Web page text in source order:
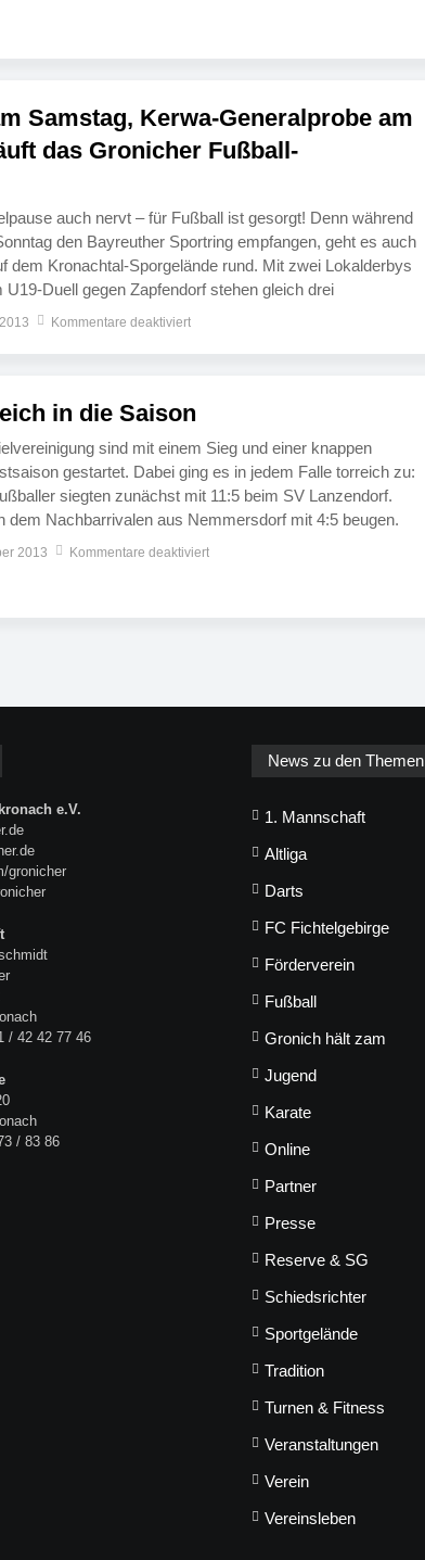
Samstag, Kerwa-Generalprobe am
das Gronicher Fußball-
auch nervt – für Fußball ist gesorgt! Denn während
den Bayreuther Sportring empfangen, geht es auch
dem Kronachtal-Sporgelände rund. Mit zwei Lokalderbys
U19-Duell gegen Zapfendorf stehen gleich drei
auf dem Programm. Dabei zählt für die A-Junioren
Kommentare deaktiviert
in die Saison
sind mit einem Sieg und einer knappen
gestartet. Dabei ging es in jedem Falle torreich zu:
siegten zunächst mit 11:5 beim SV Lanzendorf.
dem Nachbarrivalen aus Nemmersdorf mit 4:5 beugen.
sorgte nicht gleich für gute Laune, denn […]
2013 Kommentare deaktiviert
e.V.
gronicher
/ 42 42 77 46
/ 83 86
News zu den Themen
1. Mannschaft
Altliga
Darts
FC Fichtelgebirge
Förderverein
Fußball
Gronich hält zam
Jugend
Karate
Online
Partner
Presse
Reserve & SG
Schiedsrichter
Sportgelände
Tradition
Turnen & Fitness
Veranstaltungen
Verein
Vereinsleben